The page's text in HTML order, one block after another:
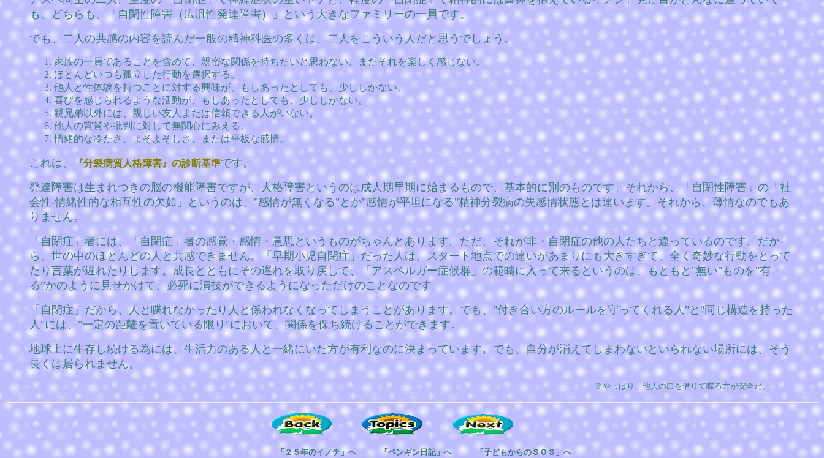
も、どちらも、「自閉性障害（広汎性発達障害）」という大きなファミリーの一員です。
でも、二人の共感の内容を読んだ一般の精神科医の多くは、二人をこういう人だと思うでしょう。
家族の一員であることを含めて、親密な関係を持ちたいと思わない、またそれを楽しく感じない。
ほとんどいつも孤立した行動を選択する。
他人と性体験を持つことに対する興味が、もしあったとしても、少ししかない。
喜びを感じられるような活動が、もしあったとしても、少ししかない。
親兄弟以外には、親しい友人または信頼できる人がいない。
他人の賞賛や批判に対して無関心にみえる。
情緒的な冷たさ、よそよそしさ、または平板な感情。
これは、 『分裂病質人格障害』の診断基準です。
発達障害は生まれつきの脳の機能障害ですが、人格障害というのは成人期早期に始まるもので、基本的に別のものです。それから、「自閉性障害」の「社
会性‐情緒性的な相互性の欠如」というのは、"感情が無くなる"とか"感情が平坦になる"精神分裂病の失感情状態とは違います。それから、薄情なのでもあ
りません。
「自閉症」者には、「自閉症」者の感覚・感情・意思というものがちゃんとあります。ただ、それが非・自閉症の他の人たちと違っているのです。だか
ら、世の中のほとんどの人と共感できません。「早期小児自閉症」だった人は、スタート地点での違いがあまりにも大きすぎて、全く奇妙な行動をとって
たり言葉が遅れたりします。成長とともにその遅れを取り戻して、「アスペルガー症候群」の範疇に入って来るというのは、もともと"無い"ものを"有
る”かのように見せかけて、必死に演技ができるようになっただけのことなのです。
「自閉症」だから、人と喋れなかったり人と係われなくなってしまうことがあります。でも、"付き合い方のルールを守ってくれる人"と"同じ構造を持った
人"には、"一定の距離を置いている限り"において、関係を保ち続けることができます。
地球上に生存し続ける為には、生活力のある人と一緒にいた方が有利なのに決まっています。でも、自分が消えてしまわないといられない場所には、そう
長くは居られません。
※やっぱり、他人の口を借りて喋る方が安全だ。
「２５年のイノチ」へ 「ペンギン日記」へ 「子どもからのＳＯＳ」へ